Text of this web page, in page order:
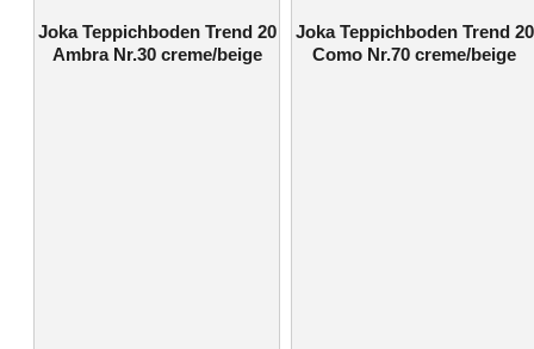
Joka Teppichboden Trend 20
Ambra Nr.30 creme/beige
Joka Teppichboden Trend 20
Como Nr.70 creme/beige